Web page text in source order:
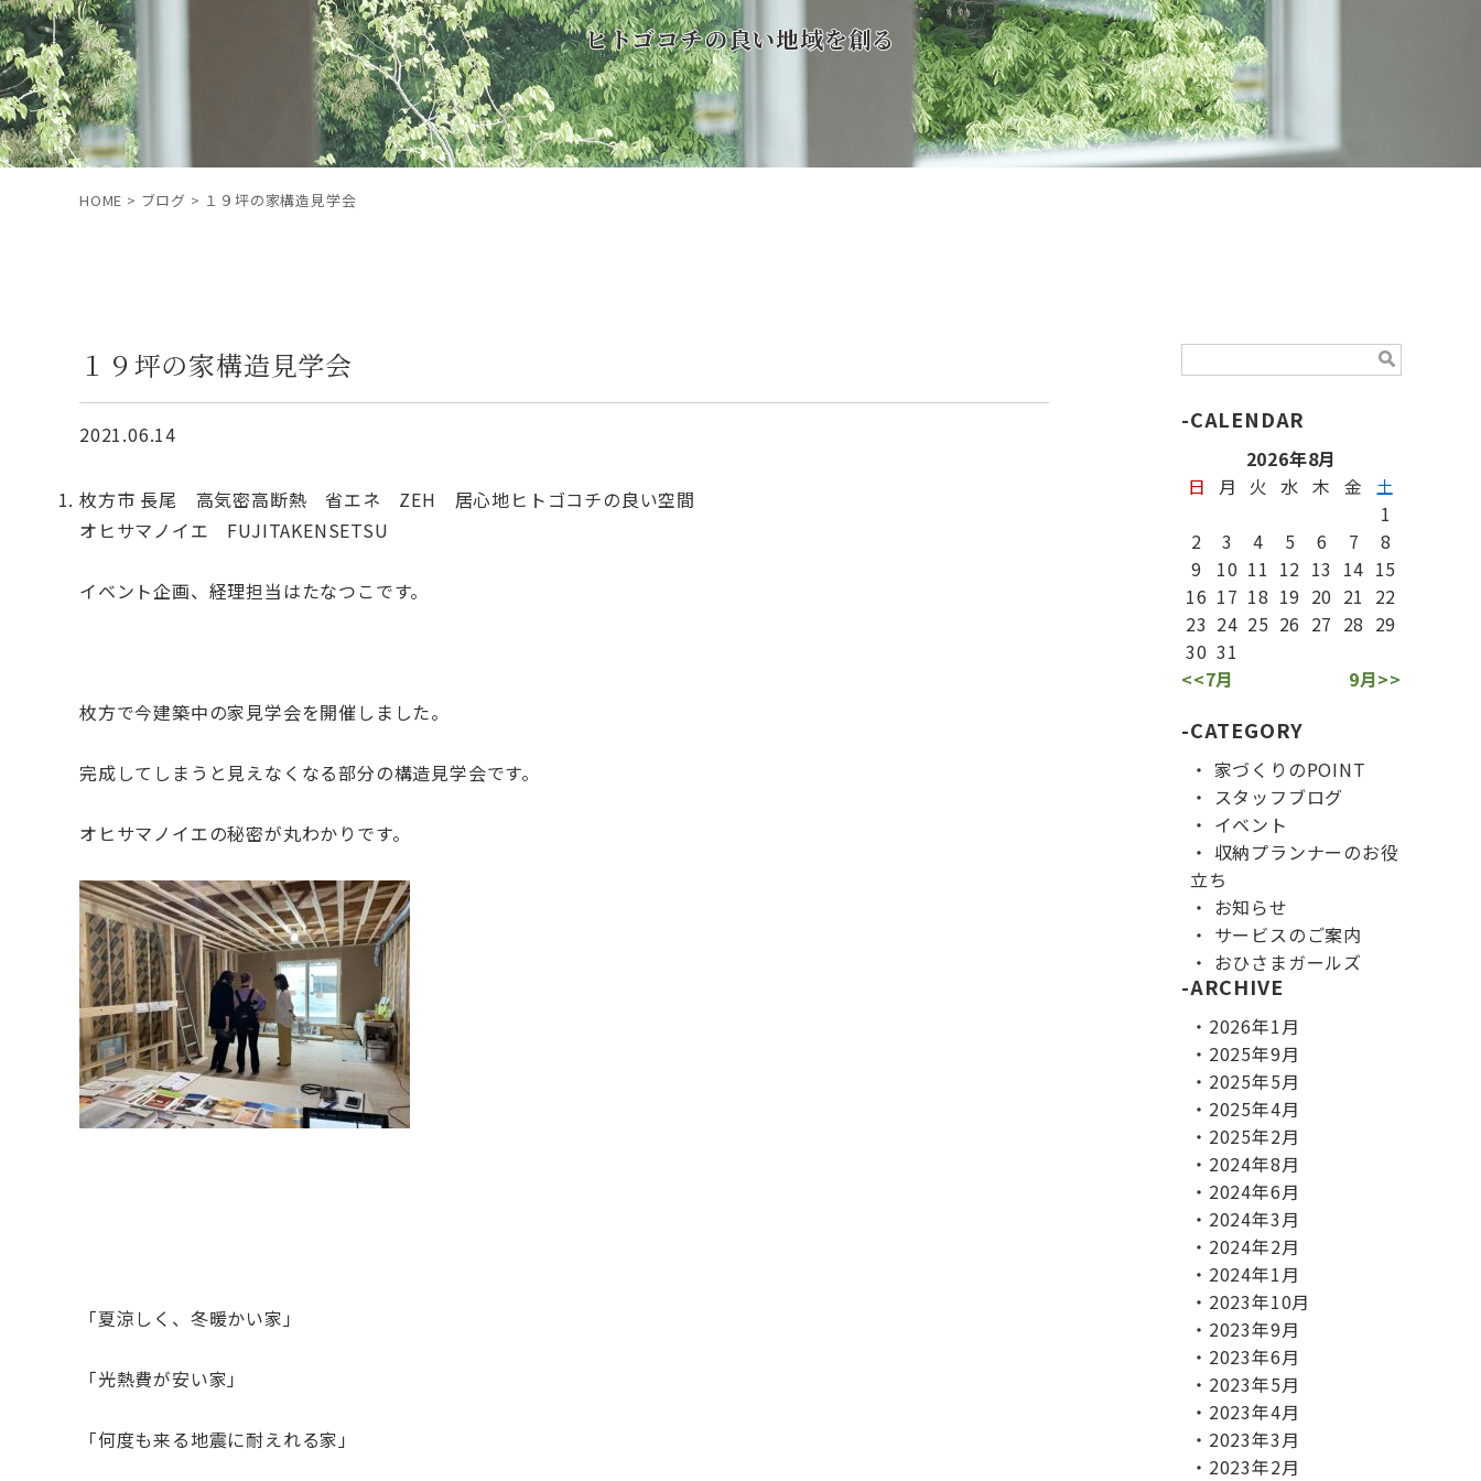
ヒトゴコチの良い地域を創る
HOME > ブログ > １９坪の家構造見学会
１９坪の家構造見学会
2021.06.14
枚方市 長尾 高気密高断熱 省エネ ZEH 居心地ヒトゴコチの良い空間
オヒサマノイエ FUJITAKENSETSU
イベント企画、経理担当はたなつこです。
枚方で今建築中の家見学会を開催しました。
完成してしまうと見えなくなる部分の構造見学会です。
オヒサマノイエの秘密が丸わかりです。
「夏涼しく、冬暖かい家」
「光熱費が安い家」
「何度も来る地震に耐えれる家」
CALENDAR
2026年8月
日
月 火 水 木 金 土
1
2
3 4 5 6 7
8
9
10 11 12 13 14 15
16 17 18 19 20 21 22
23 24 25 26 27 28 29
30 31
<<7月
9月>>
CATEGORY
家づくりのPOINT
スタッフブログ
イベント
収納プランナーのお役
立ち
お知らせ
サービスのご案内
おひさまガールズ
ARCHIVE
2026年1月
2025年9月
2025年5月
2025年4月
2025年2月
2024年8月
2024年6月
2024年3月
2024年2月
2024年1月
2023年10月
2023年9月
2023年6月
2023年5月
2023年4月
2023年3月
2023年2月